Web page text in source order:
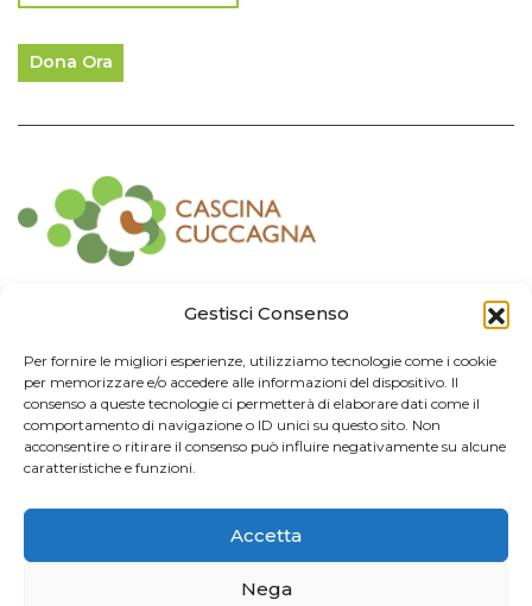
Gestisci Consenso
Per fornire le migliori esperienze, utilizziamo tecnologie come i cookie
per memorizzare e/o accedere alle informazioni del dispositivo. Il
consenso a queste tecnologie ci permetterà di elaborare dati come il
comportamento di navigazione o ID unici su questo sito. Non
acconsentire o ritirare il consenso può influire negativamente su alcune
caratteristiche e funzioni.
Accetta
Nega
Dona Ora
Impresa Sociale
Via Cuccagna 2/4 - 20135 Milano - tel. 02.83421007
CF97426130155 -P. IVA06232010964 -REA MI-2522352 -RUNTS25837
21/03/2022
cuccagna@arubapec.it - info@cuccagna.org
Info Legali
© 2024 Cascina Cuccagna. Tutti i diritti riservati.